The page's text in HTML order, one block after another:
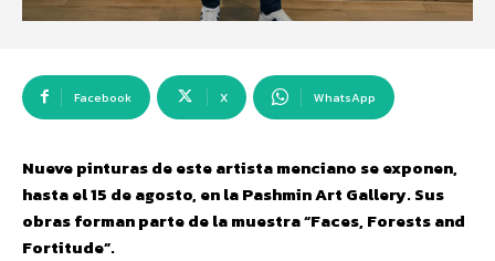
Facebook X WhatsApp
Nueve pinturas de este artista menciano se exponen,
hasta el 15 de agosto, en la Pashmin Art Gallery. Sus
obras forman parte de la muestra “Faces, Forests and
Fortitude”.